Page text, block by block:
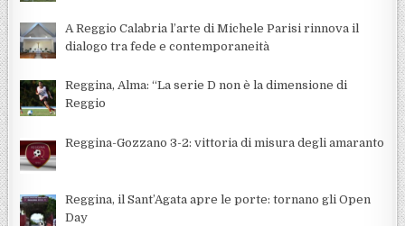
A Reggio Calabria l’arte di Michele Parisi rinnova il
dialogo tra fede e contemporaneità
Reggina, Alma: “La serie D non è la dimensione di
Reggio
Reggina-Gozzano 3-2: vittoria di misura degli amaranto
Reggina, il Sant’Agata apre le porte: tornano gli Open
Day